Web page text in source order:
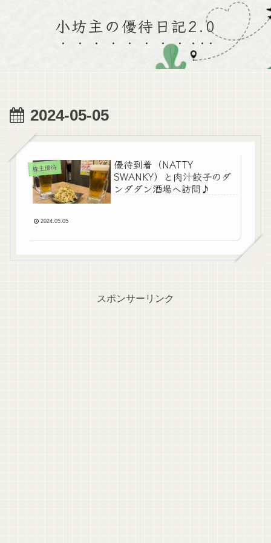
小坊主の優待日記2.0
2024-05-05
株主優待
優待到着（NATTY
SWANKY）と肉汁餃子のダ
ンダダン酒場へ訪問♪
2024.05.05
スポンサーリンク